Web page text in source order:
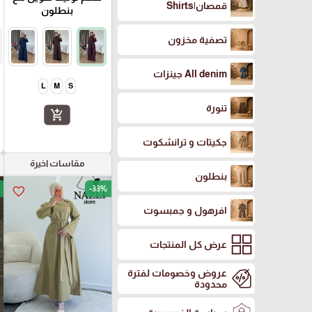
قمصان|Shirts
تصفية مخزون
All denim جينزات
تنورة
جكيتات و ترانشكوت
بنطلون
افرهول و جمبسوت
عرض كل المنتجات
عروض وخصومات لفترة
محدودة
بنطلون
S
M
L
add_shopping_cart
مقاسات اخيرة
favorite_border -33%